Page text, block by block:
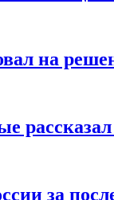
на
за